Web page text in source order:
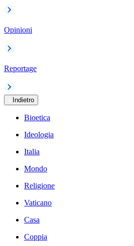
Opinioni
Reportage
Indietro
Bioetica
Ideologia
Italia
Mondo
Religione
Vaticano
Casa
Coppia